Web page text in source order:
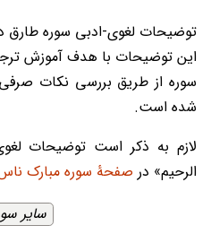
توضیحات لغوی-ادبی سوره
این توضیحات با هدف آموزش
سوره از طریق بررسی نکات
شده است.
لازم به ذکر است توضیحات
الرحیم» در صفحۀ سوره مبارک
سایر